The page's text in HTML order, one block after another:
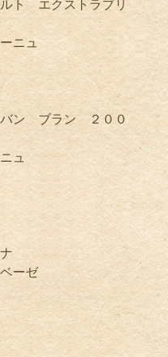
ト エクストラブリ
ニュ
バン ブラン ２００
ュ
ーゼ